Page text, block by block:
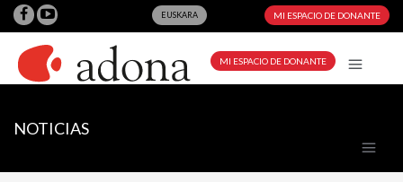
EUSKARA MI ESPACIO DE DONANTE
MI ESPACIO DE DONANTE
NOTICIAS